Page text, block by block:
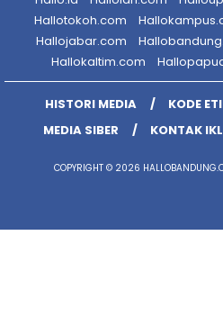
Hallotokoh.com
Hallojabar.com
Hallokaltim.com
HISTORI MEDIA KODE
MEDIA SIBER
KONTAK
COPYRIGHT © 2026